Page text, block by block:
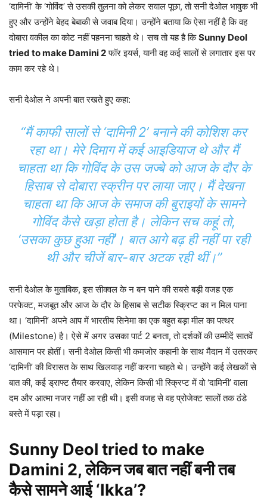
‘दामिनी’ के ‘गोविंद’ से उसकी तुलना को लेकर सवाल पूछा, तो सनी देओल भावुक भी
हुए और उन्होंने बेहद बेबाकी से जवाब दिया। उन्होंने बताया कि ऐसा नहीं है कि वह
दोबारा वकील का कोट नहीं पहनना चाहते थे। सच तो यह है किSunny Deol
tried to make Damini 2फॉर इयर्स, यानी वह कई सालों से लगातार इस पर
काम कर रहे थे।
सनी देओल ने अपनी बात रखते हुए कहा:
“मैं काफी सालों से ‘दामिनी 2’ बनाने की कोशिश कर
रहा था। मेरे दिमाग में कई आइडियाज थे और मैं
चाहता था कि गोविंद के उस जज्बे को आज के दौर के
हिसाब से दोबारा स्क्रीन पर लाया जाए। मैं देखना
चाहता था कि आज के समाज की बुराइयों के सामने
गोविंद कैसे खड़ा होता है। लेकिन सच कहूं तो,
‘उसका कुछ हुआ नहीं’। बात आगे बढ़ ही नहीं पा रही
थी और चीजें बार-बार अटक रही थीं।”
सनी देओल के मुताबिक, इस सीक्वल के न बन पाने की सबसे बड़ी वजह एक
परफेक्ट, मजबूत और आज के दौर के हिसाब से सटीक स्क्रिप्ट का न मिल पाना
था। ‘दामिनी’ अपने आप में भारतीय सिनेमा का एक बहुत बड़ा मील का पत्थर
(Milestone) है। ऐसे में अगर उसका पार्ट 2 बनता, तो दर्शकों की उम्मीदें सातवें
आसमान पर होतीं। सनी देओल किसी भी कमजोर कहानी के साथ मैदान में उतरकर
‘दामिनी’ की विरासत के साथ खिलवाड़ नहीं करना चाहते थे। उन्होंने कई लेखकों से
बात की, कई ड्राफ्ट तैयार करवाए, लेकिन किसी भी स्क्रिप्ट में वो ‘दामिनी’ वाला
दम और आत्मा नजर नहीं आ रही थी। इसी वजह से वह प्रोजेक्ट सालों तक ठंडे
बस्ते में पड़ा रहा।
Sunny Deol tried to make
Damini 2, लेकिन जब बात नहीं बनी तब
कैसे सामने आई ‘Ikka’?